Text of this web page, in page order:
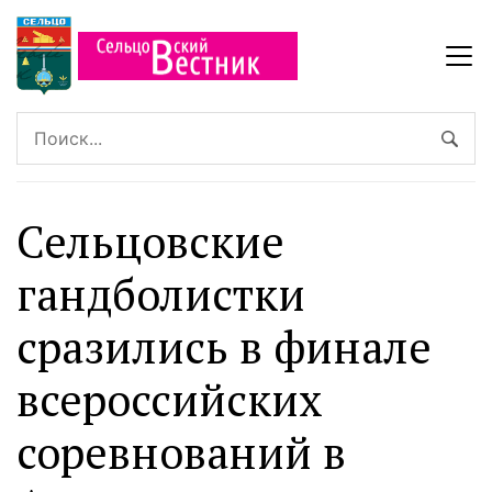
Сельцовские
гандболистки
сразились в финале
всероссийских
соревнований в